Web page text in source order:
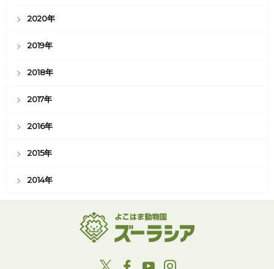
2020年
2019年
2018年
2017年
2016年
2015年
2014年